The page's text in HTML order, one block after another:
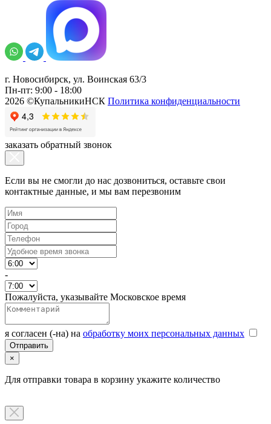
г. Новосибирск, ул. Воинская 63/3
Пн-пт: 9:00 - 18:00
2026 ©КупальникиНСК Политика конфиденциальности
заказать обратный звонок
Если вы не смогли до нас дозвониться, оставьте свои
контактные данные, и мы вам перезвоним
-
Пожалуйста, указывайте Московское время
я согласен (-на) на обработку моих персональных данных
×
Для отправки товара в корзину укажите количество